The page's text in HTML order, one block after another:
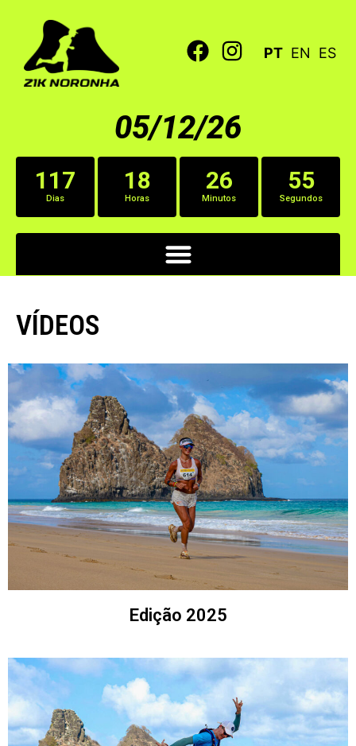
PT EN ES
05/12/26
117
Dias
18
Horas
26
Minutos
55
Segundos
VÍDEOS
Edição 2025